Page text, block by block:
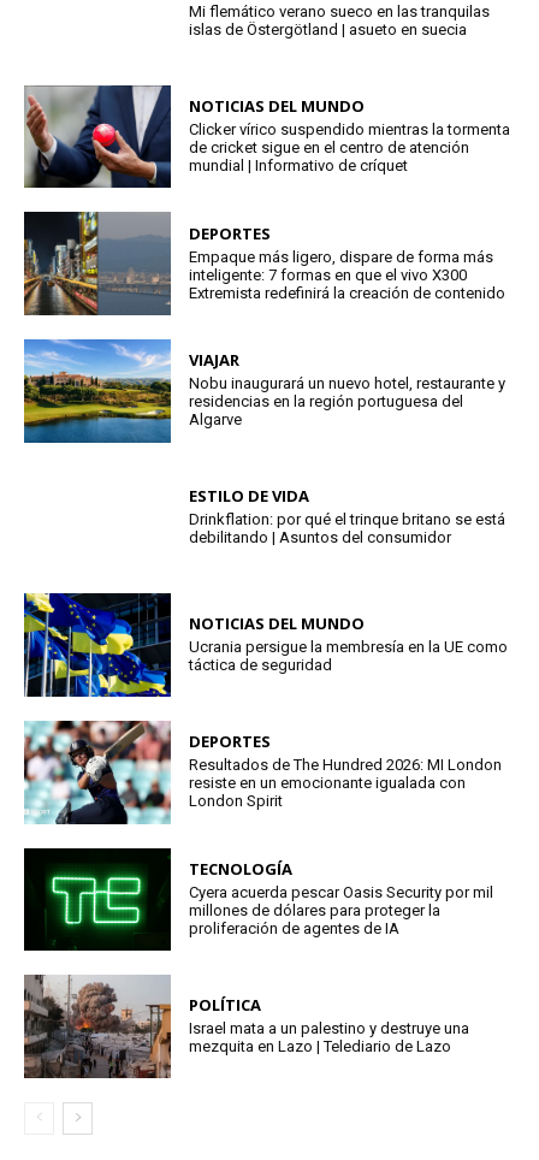
Mi flemático verano sueco en las tranquilas
islas de Östergötland | asueto en suecia
NOTICIAS DEL MUNDO
Clicker vírico suspendido mientras la tormenta
de cricket sigue en el centro de atención
mundial | Informativo de críquet
DEPORTES
Empaque más ligero, dispare de forma más
inteligente: 7 formas en que el vivo X300
Extremista redefinirá la creación de contenido
VIAJAR
Nobu inaugurará un nuevo hotel, restaurante y
residencias en la región portuguesa del
Algarve
ESTILO DE VIDA
Drinkflation: por qué el trinque britano se está
debilitando | Asuntos del consumidor
NOTICIAS DEL MUNDO
Ucrania persigue la membresía en la UE como
táctica de seguridad
DEPORTES
Resultados de The Hundred 2026: MI London
resiste en un emocionante igualada con
London Spirit
TECNOLOGÍA
Cyera acuerda pescar Oasis Security por mil
millones de dólares para proteger la
proliferación de agentes de IA
POLÍTICA
Israel mata a un palestino y destruye una
mezquita en Lazo | Telediario de Lazo